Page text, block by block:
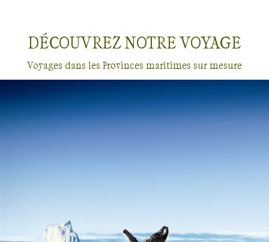
DÉCOUVREZ NOTREVOYAGE
Voyages dans les Provinces maritimes sur mesure